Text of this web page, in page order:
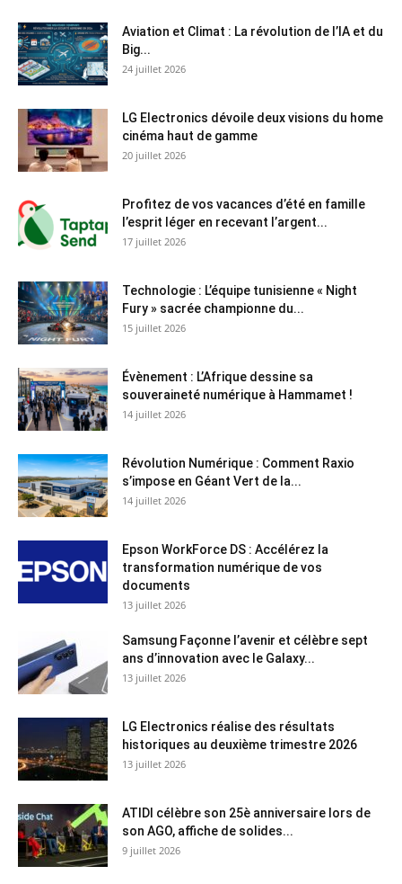
Aviation et Climat : La révolution de l’IA et du
Big...
24 juillet 2026
LG Electronics dévoile deux visions du home
cinéma haut de gamme
20 juillet 2026
Profitez de vos vacances d’été en famille
l’esprit léger en recevant l’argent...
17 juillet 2026
Technologie : L’équipe tunisienne « Night
Fury » sacrée championne du...
15 juillet 2026
Évènement : L’Afrique dessine sa
souveraineté numérique à Hammamet !
14 juillet 2026
Révolution Numérique : Comment Raxio
s’impose en Géant Vert de la...
14 juillet 2026
Epson WorkForce DS : Accélérez la
transformation numérique de vos
documents
13 juillet 2026
Samsung Façonne l’avenir et célèbre sept
ans d’innovation avec le Galaxy...
13 juillet 2026
LG Electronics réalise des résultats
historiques au deuxième trimestre 2026
13 juillet 2026
ATIDI célèbre son 25è anniversaire lors de
son AGO, affiche de solides...
9 juillet 2026